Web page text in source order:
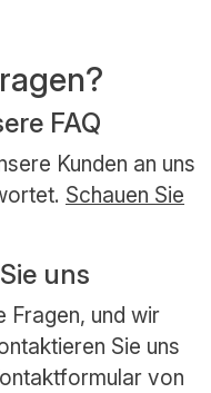
FAQ
Kunden an uns
Schauen Sie
uns
Fragen, und wir
Sie uns
von